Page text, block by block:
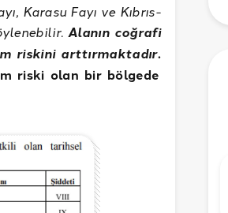
Karasu Fayı ve Kıbrıs-
Alanın coğrafi
riskini arttırmaktadır.
riski olan bir bölgede